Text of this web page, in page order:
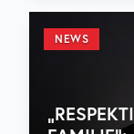
NEWS